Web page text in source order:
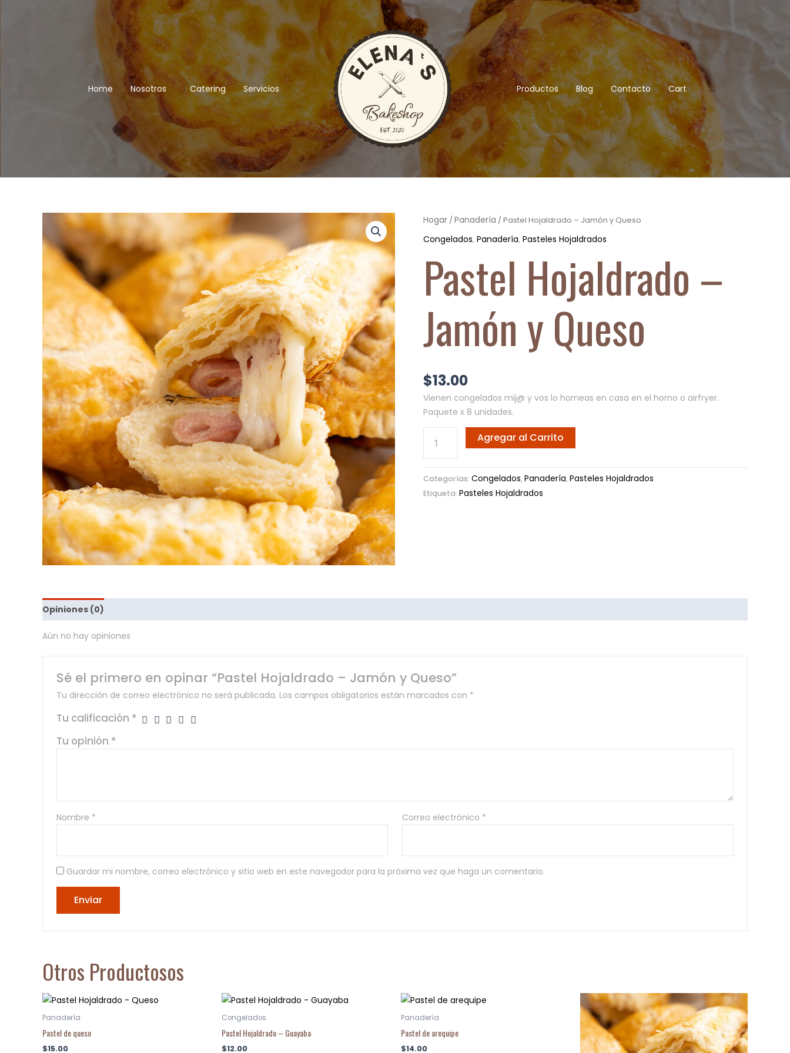
Home Nosotros Catering Servicios Productos Blog Contacto Cart
Hogar /Panadería / Pastel Hojaldrado – Jamón y Queso
Congelados, Panadería, Pasteles Hojaldrados
Pastel Hojaldrado –
Jamón y Queso
$13.00
Vienen congelados mij@ y vos lo horneas en casa en el horno o airfryer.
Paquete x 8 unidades.
Pastel
Hojaldrado
Jamón
Queso
Agregar al Carrito
Categorías: Congelados,Panadería,Pasteles Hojaldrados
Etiqueta: Pasteles Hojaldrados
Opiniones (0)
Aún no hay opiniones
Sé el primero en opinar “Pastel Hojaldrado – Jamón y Queso”
Tu dirección de correo electrónico no será publicada. Los campos obligatorios están marcados con *
Tu calificación *
Tu opinión *
Nombre * Correo electrónico *
Guardar mi nombre, correo electrónico y sitio web en este navegador para la próxima vez que haga un comentario.
Otros Productosos
Panadería
Pastel de queso
$15.00
Congelados
Pastel Hojaldrado – Guayaba
$12.00
Panadería
Pastel de arequipe
$14.00